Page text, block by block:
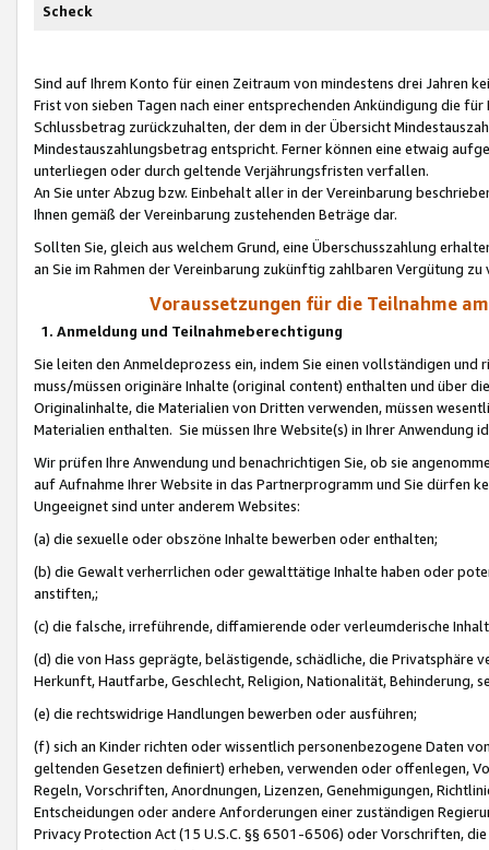
Scheck
Sind auf Ihrem Konto für einen Zeitraum von mindestens drei Jahren
Frist von sieben Tagen nach einer entsprechenden Ankündigung die
Schlussbetrag zurückzuhalten, der dem in der Übersicht
Mindestauszahlungsbetrag entspricht. Ferner können eine etwaig
unterliegen oder durch geltende Verjährungsfristen verfallen.
An Sie unter Abzug bzw. Einbehalt aller in der Vereinbarung
Ihnen gemäß der Vereinbarung zustehenden Beträge dar.
Sollten Sie, gleich aus welchem Grund, eine Überschusszahlung
an Sie im Rahmen der Vereinbarung zukünftig zahlbaren Vergütung zu
Voraussetzungen für die Teilnahme
1. Anmeldung und Teilnahmeberechtigung
Sie leiten den Anmeldeprozess ein, indem Sie einen vollständigen
muss/müssen originäre Inhalte (original content) enthalten und über
Originalinhalte, die Materialien von Dritten verwenden, müssen
Materialien enthalten. Sie müssen Ihre Website(s) in Ihrer Anwendung
Wir prüfen Ihre Anwendung und benachrichtigen Sie, ob sie
auf Aufnahme Ihrer Website in das Partnerprogramm und Sie dürfen
Ungeeignet sind unter anderem Websites:
(a) die sexuelle oder obszöne Inhalte bewerben oder enthalten;
(b) die Gewalt verherrlichen oder gewalttätige Inhalte haben oder
anstiften,;
(c) die falsche, irreführende, diffamierende oder verleumderische
(d) die von Hass geprägte, belästigende, schädliche, die Privatsphäre
Herkunft, Hautfarbe, Geschlecht, Religion, Nationalität, Behinderung,
(e) die rechtswidrige Handlungen bewerben oder ausführen;
(f) sich an Kinder richten oder wissentlich personenbezogene Daten
geltenden Gesetzen definiert) erheben, verwenden oder offenlegen,
Regeln, Vorschriften, Anordnungen, Lizenzen, Genehmigungen,
Entscheidungen oder andere Anforderungen einer zuständigen
Privacy Protection Act (15 U.S.C. §§ 6501-6506) oder Vorschriften,